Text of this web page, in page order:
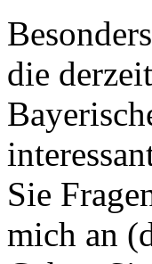
die
Sie
mich an